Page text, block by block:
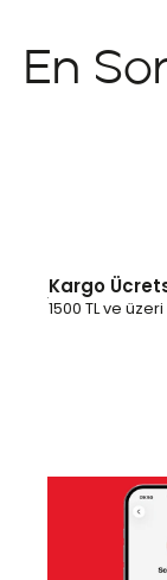
En
Kargo
1500 TL ve